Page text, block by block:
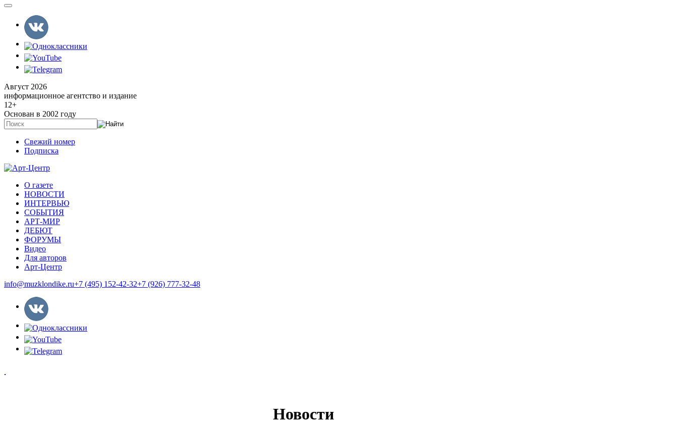
Август 2026
информационное агентство и издание
12+
Основан в 2002 году
Свежий номер
Подписка
О газете
НОВОСТИ
ИНТЕРВЬЮ
СОБЫТИЯ
АРТ-МИР
ДЕБЮТ
ФОРУМЫ
Видео
Для авторов
Арт-Центр
info@muzklondike.ru+7 (495) 152-42-32+7 (926) 777-32-48
Новости